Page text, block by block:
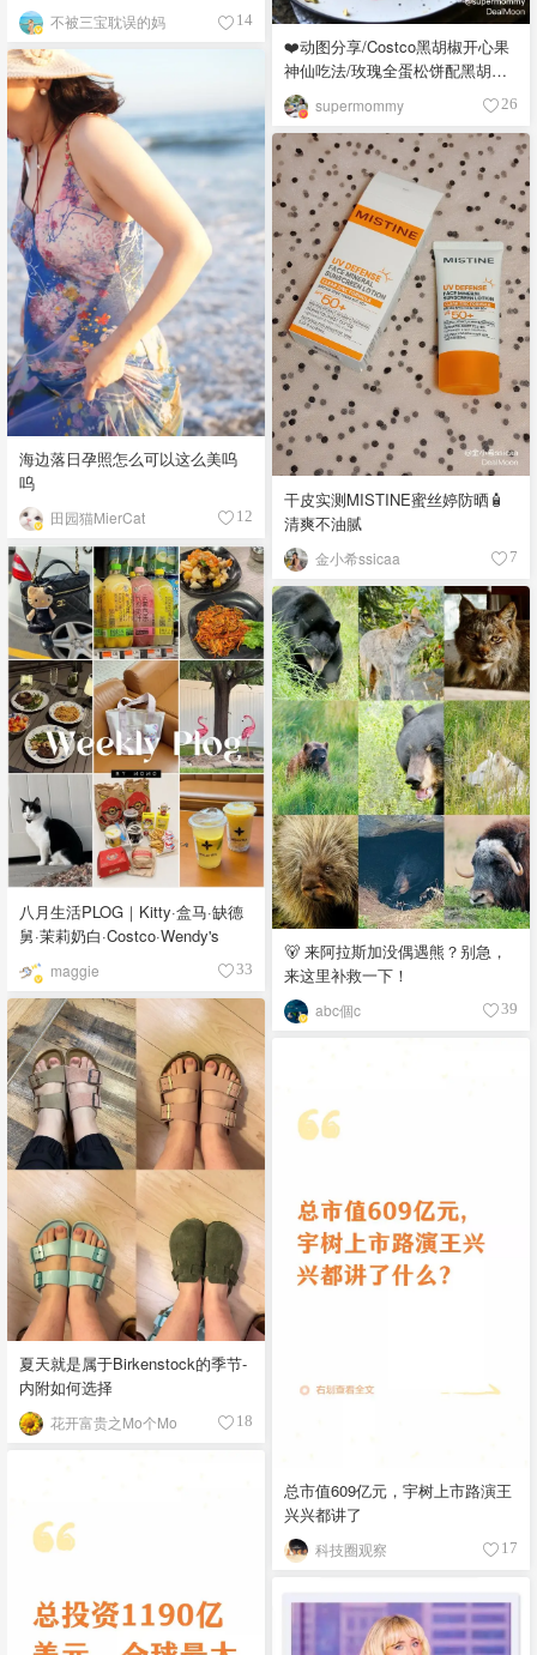
❤️动图分享/Costco黑胡椒开心果
神仙吃法/玫瑰全蛋松饼配黑胡椒
开心果碎太惊艳😍
supermommy 26
不被三宝耽误的妈 14
海边落日孕照怎么可以这么美呜
呜
田园猫MierCat 12
干皮实测MISTINE蜜丝婷防晒🧴
清爽不油腻
金小希ssicaa 7
八月生活PLOG｜Kitty·盒马·缺德
舅·茉莉奶白·Costco·Wendy's
maggie 33
🐻 来阿拉斯加没偶遇熊？别急，
来这里补救一下！
abc個c 39
夏天就是属于Birkenstock的季节-
内附如何选择
花开富贵之Mo个Mo 18
总市值609亿元，宇树上市路演王
兴兴都讲了
科技圈观察 17